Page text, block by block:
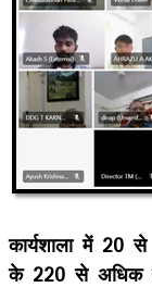
कार्यशाला में 20
के 220 से अधिक